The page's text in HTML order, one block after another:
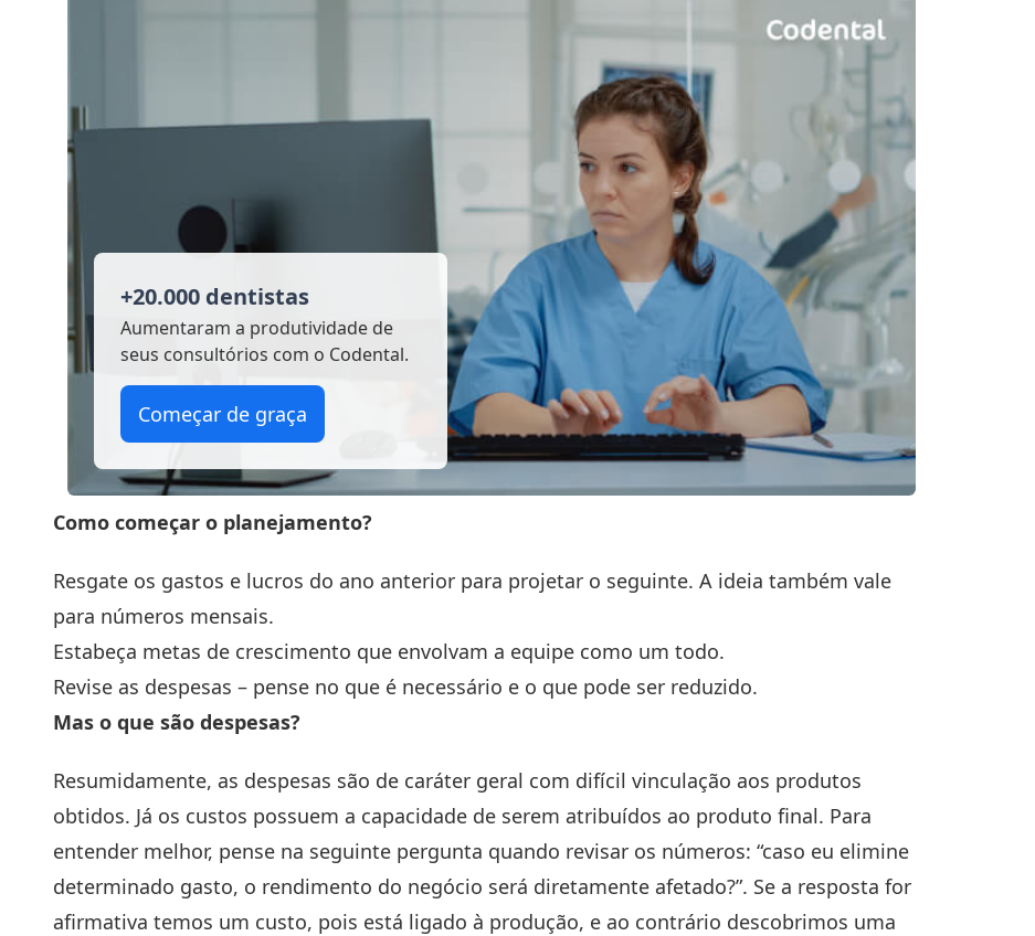
+20.000 dentistas
Aumentaram a produtividadede
seus consultórios com o Codental.
Começar de graça
Como começar o planejamento?
Resgate os gastos e lucros do ano anterior para projetar o seguinte. A ideia também vale
para números mensais.
Estabeça metas de crescimento que envolvam a equipe como um todo.
Revise as despesas – pense no que é necessário e o que pode ser reduzido.
Mas o que são despesas?
Resumidamente, as despesas são de caráter geral com difícil vinculação aos produtos
obtidos. Já os custos possuem a capacidade de serem atribuídos ao produto final. Para
entender melhor, pense na seguinte pergunta quando revisar os números: “caso eu elimine
determinado gasto, o rendimento do negócio será diretamente afetado?”. Se a resposta for
afirmativa temos um custo, pois está ligado à produção, e ao contrário descobrimos uma